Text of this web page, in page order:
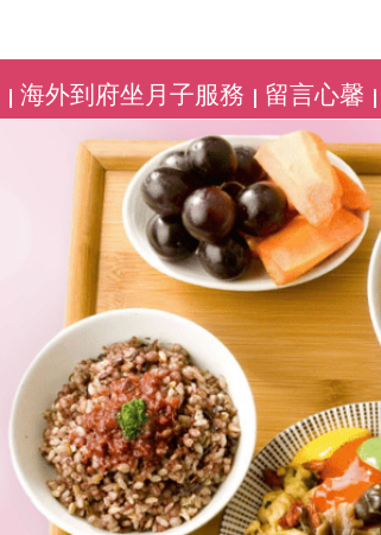
海外到府坐月子服務 留言心馨